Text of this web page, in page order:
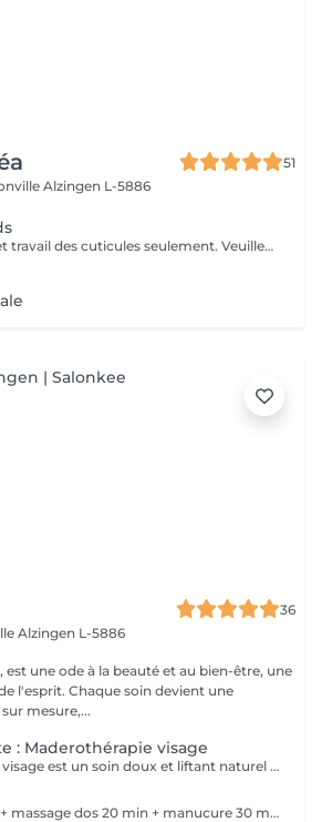
51
Alzingen L-5886
Coupe des ongles et travail des cuticules seulement. Veuillez sélectionner une pédicure si présence de callosités sous les pieds
36
Alzingen L-5886
est une ode à la beauté et au bien-être, une
l'esprit. Chaque soin devient une
mesure,...
: Maderothérapie visage
La maderothérapie visage est un soin doux et liftant naturel utilisant des ustensiles en bois pour stimuler la peau et les muscles du visage. Ce soin active la circulation sanguine et lymphatique, draine les toxines, stimule la production de collagène et d'élastine tout en raffermissant la peau. Il redessine les contours du visage, lisse les rides et ridules, atténue les cernes, poches et sillons nasogéniens et remonte les bajoues. Coup d'éclat instantané ! Les bienfaits du soin : - Stimule la production de collagène et d'élastine pour une peau plus ferme et plus tonique - Raffermit la peau, tonifie les tissus et sculpte les contours du visage - Draine les toxines, réduit les poches et les cernes pour un visage visiblement plus frais - Atténue les rides et ridules tout en prévenant le relâchement cutané - Redessine l'ovale du visage et procure un effet liftant naturel - Active la microcirculation pour un teint plus lumineux et éclatant - Procure une sensation de détente en relâchant les tensions du visage, du cou et de la mâchoire.
Soin visage 60 min + massage dos 20 min + manucure 30 min. Une parenthèse de bien-être pour se détendre et se sentir belle jusqu'au bout des mains.